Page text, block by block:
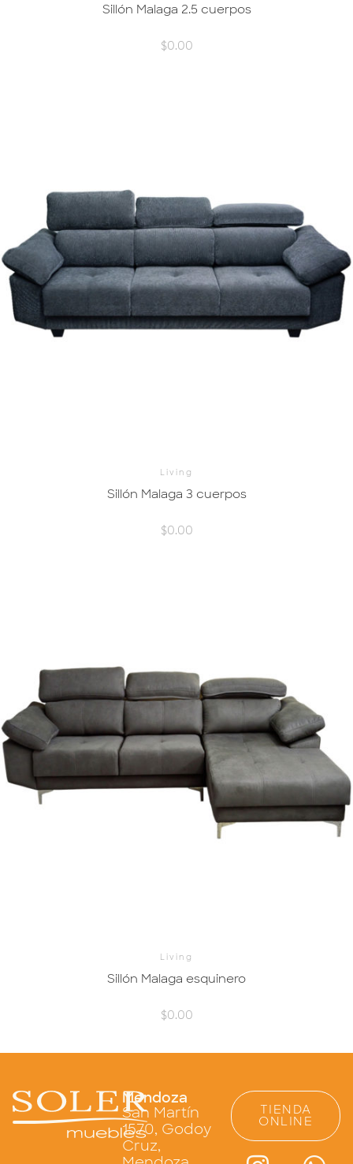
Sillón Malaga 2.5 cuerpos
$0.00
Living
Sillón Malaga 3 cuerpos
$0.00
Living
Sillón Malaga esquinero
$0.00
Mendoza
San Martín
1570, Godoy
Cruz,
TIENDA
ONLINE